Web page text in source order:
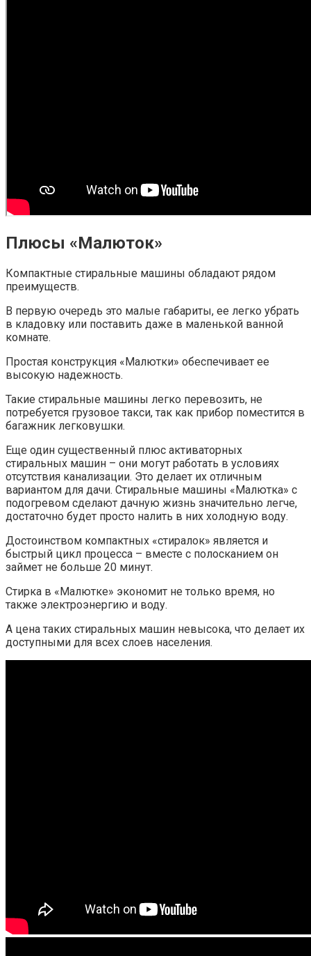
Плюсы «Малюток»
Компактные стиральные машины обладают рядом
преимуществ.
В первую очередь это малые габариты, ее легко убрать
в кладовку или поставить даже в маленькой ванной
комнате.
Простая конструкция «Малютки» обеспечивает ее
высокую надежность.
Такие стиральные машины легко перевозить, не
потребуется грузовое такси, так как прибор поместится в
багажник легковушки.
Еще один существенный плюс активаторных
стиральных машин – они могут работать в условиях
отсутствия канализации. Это делает их отличным
вариантом для дачи. Стиральные машины «Малютка» с
подогревом сделают дачную жизнь значительно легче,
достаточно будет просто налить в них холодную воду.
Достоинством компактных «стиралок» является и
быстрый цикл процесса – вместе с полосканием он
займет не больше 20 минут.
Стирка в «Малютке» экономит не только время, но
также электроэнергию и воду.
А цена таких стиральных машин невысока, что делает их
доступными для всех слоев населения.